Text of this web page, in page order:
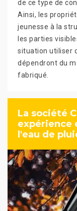
de ce type de
Ainsi, les
jeunesse à la
les parties
situation utiliser
dépendront du
fabriqué.
La société
expérience
l'eau de